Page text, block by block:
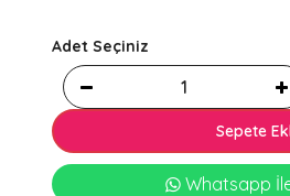
Adet Seçiniz
Sepete
Whatsapp